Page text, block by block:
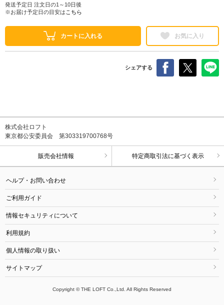
発送予定日 注文日の1～10日後
※お届け予定日の目安は こちら
カートに入れる お気に入り
シェアする
株式会社ロフト
東京都公安委員会 第303319700768号
販売会社情報 特定商取引法に基づく表示
ヘルプ・お問い合わせ
ご利用ガイド
情報セキュリティについて
利用規約
個人情報の取り扱い
サイトマップ
Copyright © THE LOFT Co.,Ltd. All Rights Reserved